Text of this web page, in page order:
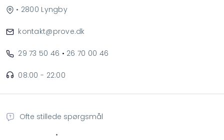
• 2800 Lyngby
kontakt@prove.dk
29 73 50 46 • 26 70 00 46
08:00 - 22:00
Ofte stillede spørgsmål
•